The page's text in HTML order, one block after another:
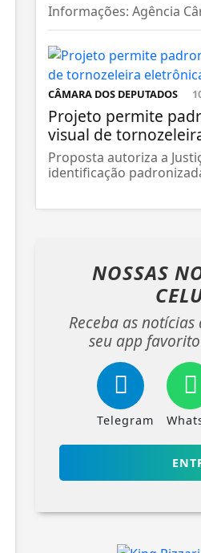
Informações: Agência
CÂMARA DOS DEPUTADOS
Projeto permite
visual de
Proposta autoriza a
identificação
NOSSAS
Receba as
seu app
Telegram